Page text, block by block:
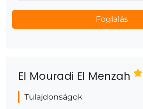
El Mouradi El Menzah
Tulajdonságok